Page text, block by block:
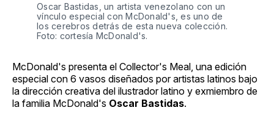
Oscar Bastidas, un artista venezolano con un
vínculo especial con McDonald's, es uno de
los cerebros detrás de esta nueva colección.
Foto: cortesía McDonald's.
McDonald's presenta el Collector's Meal, una edición
especial con 6 vasos diseñados por artistas latinos bajo
la dirección creativa del ilustrador latino y exmiembro de
la familia McDonald's Oscar Bastidas.